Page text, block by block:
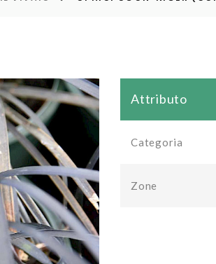
Attributo
Categoria
Zone